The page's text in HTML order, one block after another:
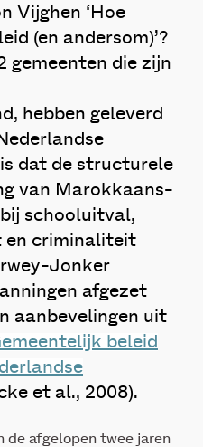
Vijghen ‘Hoe
(en andersom)’?
gemeenten die zijn
hebben geleverd
dat de structurele
van Marokkaans-
schooluitval,
en criminaliteit
Jonker
afgezet
aanbevelingen uit
beleid
et al., 2008).
de afgelopen twee jaren